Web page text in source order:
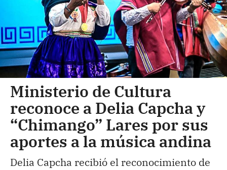
Ministerio de Cultura
reconoce a Delia Capcha y
“Chimango” Lares por sus
aportes a la música andina
Delia Capcha recibió el reconocimiento de